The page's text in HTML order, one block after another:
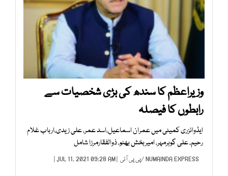
وزیراعظم کا سندھ کی بڑی شخصیات سے
رابطوں کا فیصلہ
ایڈوائزری کمیٹی میں عمران اسماعیل،اسد عمر، علی زیدی،ارباب غلام
رحیم، علی گوہرمہر، امیربخش بھٹو، ذوالفقارمرزا شامل
NUMAINDA EXPRESS
/پی پی آئی | JUL 11, 2021 09:28 AM |